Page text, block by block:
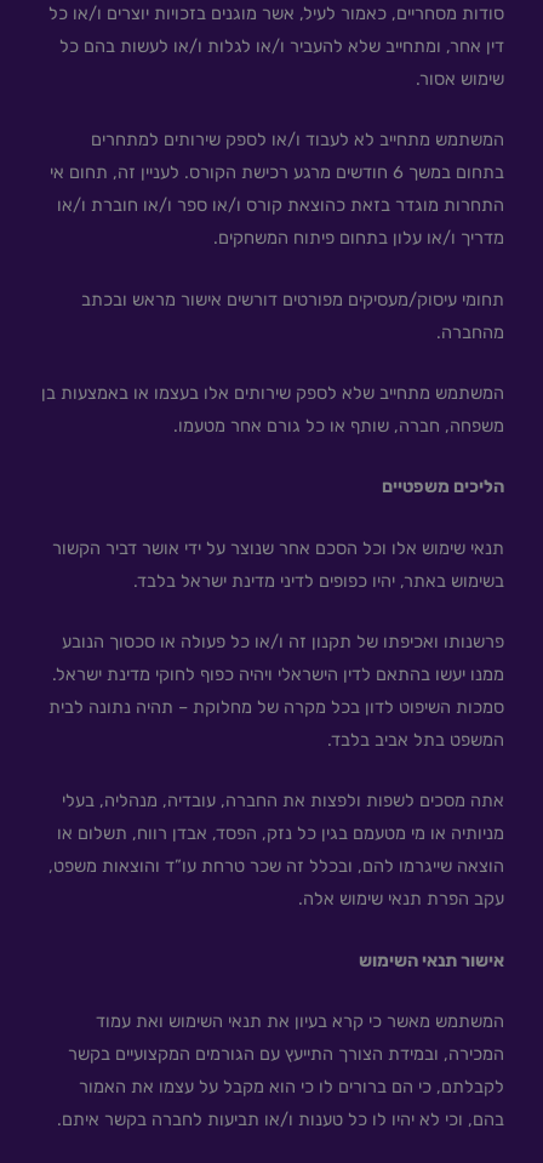
סודות מסחריים, כאמור לעיל, אשר מוגנים בזכויות יוצרים ו/או כל
דין אחר, ומתחייב שלא להעביר ו/או לגלות ו/או לעשות בהם כל
שימוש אסור.
המשתמש מתחייב לא לעבוד ו/או לספק שירותים למתחרים
בתחום במשך 6 חודשים מרגע רכישת הקורס. לעניין זה, תחום אי
התחרות מוגדר בזאת כהוצאת קורס ו/או ספר ו/או חוברת ו/או
מדריך ו/או עלון בתחום פיתוח המשחקים.
תחומי עיסוק/מעסיקים מפורטים דורשים אישור מראש ובכתב
מהחברה.
המשתמש מתחייב שלא לספק שירותים אלו בעצמו או באמצעות בן
משפחה, חברה, שותף או כל גורם אחר מטעמו.
הליכים משפטיים
תנאי שימוש אלו וכל הסכם אחר שנוצר על ידי אושר דביר הקשור
בשימוש באתר, יהיו כפופים לדיני מדינת ישראל בלבד.
פרשנותו ואכיפתו של תקנון זה ו/או כל פעולה או סכסוך הנובע
ממנו יעשו בהתאם לדין הישראלי ויהיה כפוף לחוקי מדינת ישראל.
סמכות השיפוט לדון בכל מקרה של מחלוקת – תהיה נתונה לבית
המשפט בתל אביב בלבד.
אתה מסכים לשפות ולפצות את החברה, עובדיה, מנהליה, בעלי
מניותיה או מי מטעמם בגין כל נזק, הפסד, אבדן רווח, תשלום או
הוצאה שייגרמו להם, ובכלל זה שכר טרחת עו”ד והוצאות משפט,
עקב הפרת תנאי שימוש אלה.
אישור תנאי השימוש
המשתמש מאשר כי קרא בעיון את תנאי השימוש ואת עמוד
המכירה, ובמידת הצורך התייעץ עם הגורמים המקצועיים בקשר
לקבלתם, כי הם ברורים לו כי הוא מקבל על עצמו את האמור
בהם, וכי לא יהיו לו כל טענות ו/או תביעות לחברה בקשר איתם.